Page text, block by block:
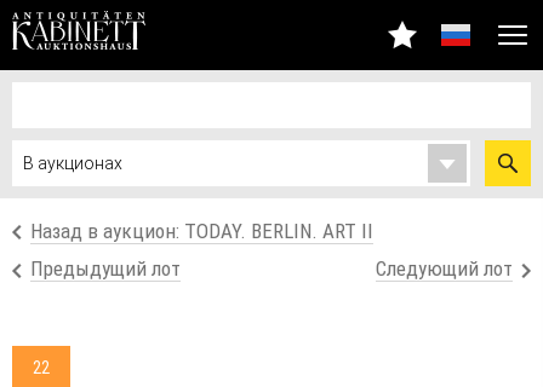
Назад в аукцион: TODAY. BERLIN. ART II
Предыдущий лот
Следующий лот
22